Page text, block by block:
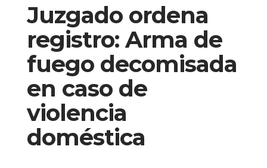
Juzgado ordena
registro: Arma de
fuego decomisada
en caso de
violencia
doméstica